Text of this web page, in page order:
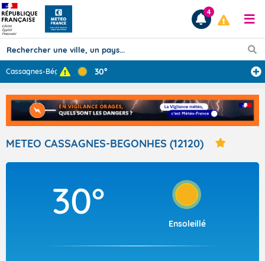
Prévisions
TOUS LES RÉSULTATS
Articles
4
Cassagnes-Bégon... 30°
METEO CASSAGNES-BEGONHES (12120)
30°
Ensoleillé